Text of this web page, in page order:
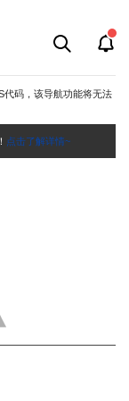
代码，该导航功能将无法
点击了解详情~